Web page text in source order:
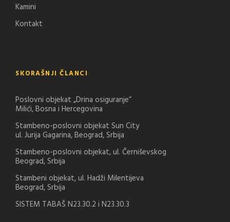
Kamini
Kontakt
SKORAŠNJI ČLANCI
Poslovni objekat „Drina osiguranje“
Milići, Bosna i Hercegovina
Stambeno-poslovni objekat Sun City
ul. Jurija Gagarina, Beograd, Srbija
Stambeno-poslovni objekat, ul. Černiševskog
Beograd, Srbija
Stambeni objekat, ul. Hadži Milentijeva
Beograd, Srbija
SISTEM TABAŠ N23.30.2 i N23.30.3